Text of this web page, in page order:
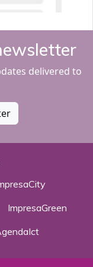
delivered to
ImpresaGreen